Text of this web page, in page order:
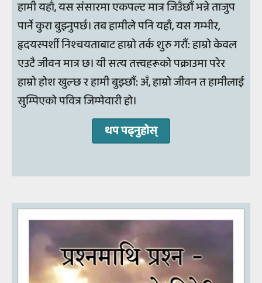
हामी यहाँ, यस संसारमा एकपल्ट मात्र जिउँछौं भन्ने ताजुप
पार्ने कुरा बुझ्नुपर्छ। तब हामीले पनि यहाँ, यस गम्भीर,
हृदयस्पर्शी निश्चयताबाट हाम्रो तर्क शुरु गरौं: हाम्रो केवल
एउटै जीवन मात्र छ। यी सत्य तत्त्वहरूको पक्राउमा परेर
हाम्रो होश खुल्छ र हामी बुझ्छौं: अँ, हाम्रो जीवन त हामीलाई
सुम्पिएको पवित्र जिम्मेवारी हो।
थप पढ्‍नुहोस्‌